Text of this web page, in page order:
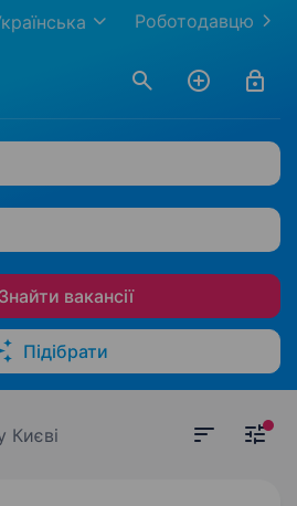
Роботодавцю
Знайти вакансії
Підібрати
Києві